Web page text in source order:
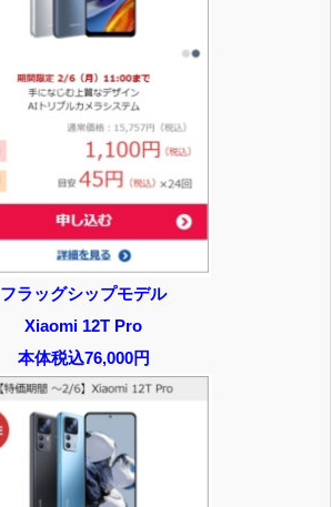
フラッグシップモデル
Xiaomi 12T Pro
本体税込76,000円